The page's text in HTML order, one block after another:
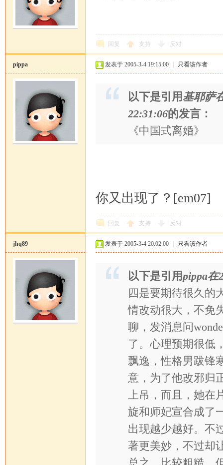
回复 支持 反对
pippa 发表于 2005-3-4 19:15:00 只看该作者
以下是引用 基耶萨
22:31:06的发言：
《中国式离婚》
你又出现了？[em07]
回复 支持 反对
jhq89 发表于 2005-3-4 20:02:00 只看该作者
以下是引用pippa在
四是要期待很久的
情改动很大，不免
聊，发消息问
了。心理预期很低
飘逸，性格男跋锋
意，为了他改邪归
上吊，而且，她在
旋和师妃宣合成了
出现越少越好。不
著更美妙，不过却